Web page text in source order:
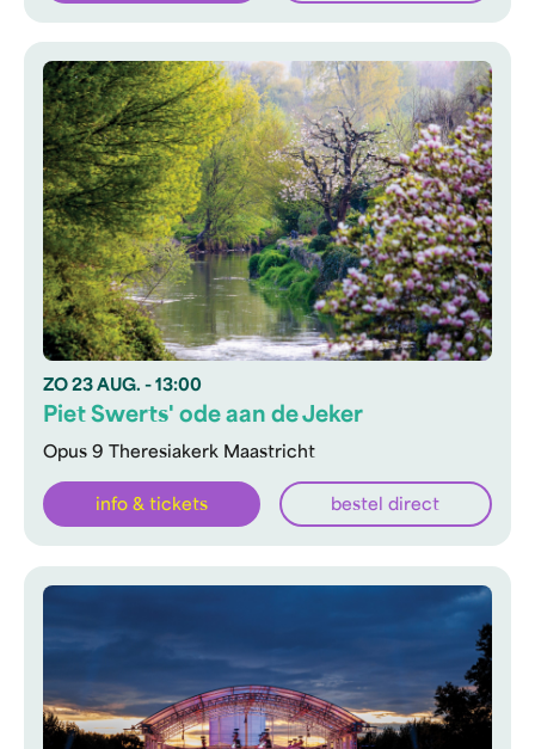
ZO 23 AUG. - 13:00
Opus 9 Theresiakerk Maastricht
Piet Swerts' ode aan de Jeker
info & tickets bestel direct